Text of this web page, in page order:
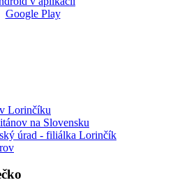
Lorinčíku
na Slovensku
úrad - filiálka Lorinčík